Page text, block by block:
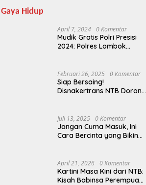
Gaya Hidup
April 7, 2024 0 Komentar
Mudik Gratis Polri Presisi
2024: Polres Lombok
Februari 26, 2025 0 Komentar
Siap Bersaing!
Disnakertrans NTB Dorong
Juli 13, 2025 0 Komentar
Jangan Cuma Masuk, Ini
Cara Bercinta yang Bikin
April 21, 2026 0 Komentar
Kartini Masa Kini dari NTB:
Kisah Babinsa Perempuan